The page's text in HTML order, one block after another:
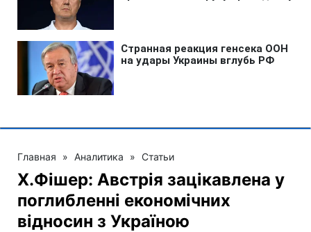
Главная » Аналитика » Статьи
Х.Фішер: Австрія зацікавлена у
поглибленні економічних
відносин з Україною